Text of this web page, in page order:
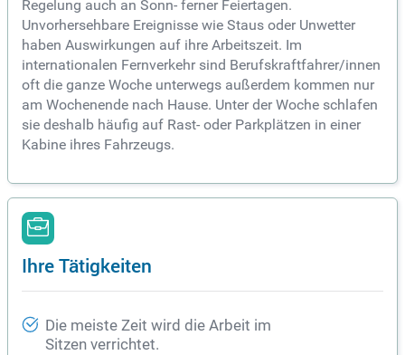
Regelung auch an Sonn- ferner Feiertagen.
Unvorhersehbare Ereignisse wie Staus oder Unwetter
haben Auswirkungen auf ihre Arbeitszeit. Im
internationalen Fernverkehr sind Berufskraftfahrer/innen
oft die ganze Woche unterwegs außerdem kommen nur
am Wochenende nach Hause. Unter der Woche schlafen
sie deshalb häufig auf Rast- oder Parkplätzen in einer
Kabine ihres Fahrzeugs.
Ihre Tätigkeiten
Die meiste Zeit wird die Arbeit im
Sitzen verrichtet.